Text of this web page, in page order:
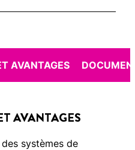
AVANTAGES
AVANTAGES
systèmes de